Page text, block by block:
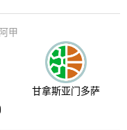
阿甲
甘拿斯亚门多萨